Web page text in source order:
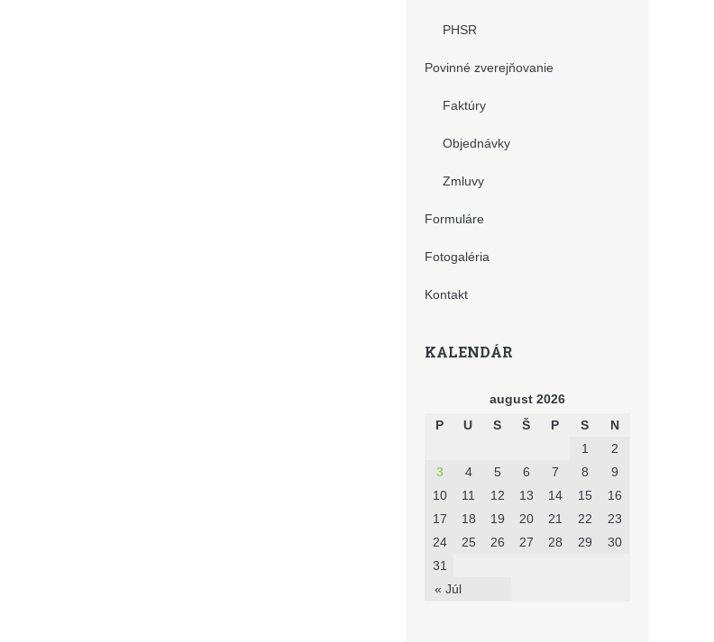
PHSR
Povinné zverejňovanie
Faktúry
Objednávky
Zmluvy
Formuláre
Fotogaléria
Kontakt
KALENDÁR
august 2026
P
U S Š P S N
« Júl
1
2
3
4 5 6 7 8
9
10
11 12 13 14 15
16
17
18 19 20 21 22
23
24
25 26 27 28 29
30
31